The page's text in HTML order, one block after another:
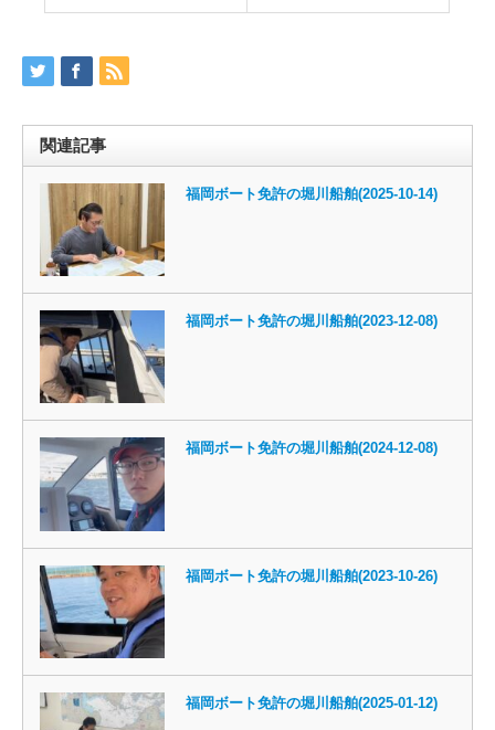
関連記事
福岡ボート免許の堀川船舶(2025-10-14)
福岡ボート免許の堀川船舶(2023-12-08)
福岡ボート免許の堀川船舶(2024-12-08)
福岡ボート免許の堀川船舶(2023-10-26)
福岡ボート免許の堀川船舶(2025-01-12)